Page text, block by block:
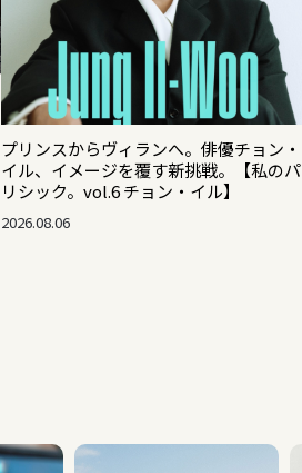
プリンスからヴィランへ。俳優チョン・
イル、イメージを覆す新挑戦。【私のパ
リシック。vol.6 チョン・イル】
2026.08.06